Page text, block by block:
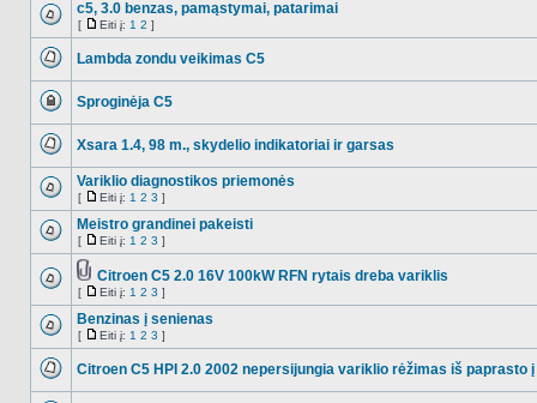
NO_UNREAD_POSTS
c5, 3.0 benzas, pamąstymai, patarimai
[
Eiti
Eiti į: 1 2 ]
Lambda zondu veikimas C5
užrakinta,
negalite
redaguoti
pranešimų
arba
atsakinėti
juos.
Sproginėja C5
Xsara 1.4, 98 m., skydelio indikatoriai ir garsas
NO_UNREAD_POSTS
Variklio diagnostikos priemonės
[
Eiti
į
Eiti į: 1 2 3 ]
NO_UNREAD_POSTS
Meistro grandinei pakeisti
[
Eiti
Eiti į: 1 2 3 ]
NO_UNREAD_POSTS
Tema
turi
prikabintų
failų
Citroen C5 2.0 16V 100kW RFN rytais dreba variklis
[
Eiti
į
Eiti į: 1 2 3 ]
NO_UNREAD_POSTS
Benzinas į senienas
[
Eiti
Eiti į: 1 2 3 ]
Citroen C5 HPI 2.0 2002 nepersijungia variklio rėžimas iš paprasto į